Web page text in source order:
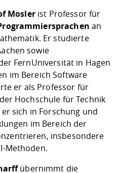
Moslerist Professor für
an
Er studierte
sowie
FernUniversität in Hagen
im Bereich Software
er als Professor für
Hochschule für Technik
sich in Forschung und
im Bereich der
insbesondere
Methoden.
übernimmt die